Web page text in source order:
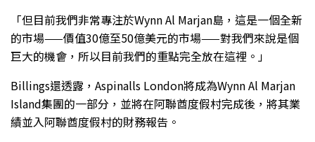
「但目前我們非常專注於Wynn Al Marjan島，這是一個全新
的市場——價值30億至50億美元的市場——對我們來說是個
巨大的機會，所以目前我們的重點完全放在這裡。」
Billings還透露，Aspinalls London將成為Wynn Al Marjan
Island集團的一部分，並將在阿聯酋度假村完成後，將其業
績並入阿聯酋度假村的財務報告。